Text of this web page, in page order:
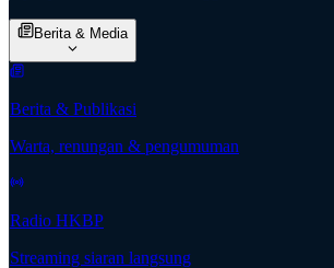
Berita & Media
Berita & Publikasi
Warta, renungan & pengumuman
Radio HKBP
Streaming siaran langsung